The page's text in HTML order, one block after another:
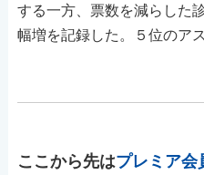
する一方、票数を減らした
幅増を記録した。５位のア
ここから先はプレミア会